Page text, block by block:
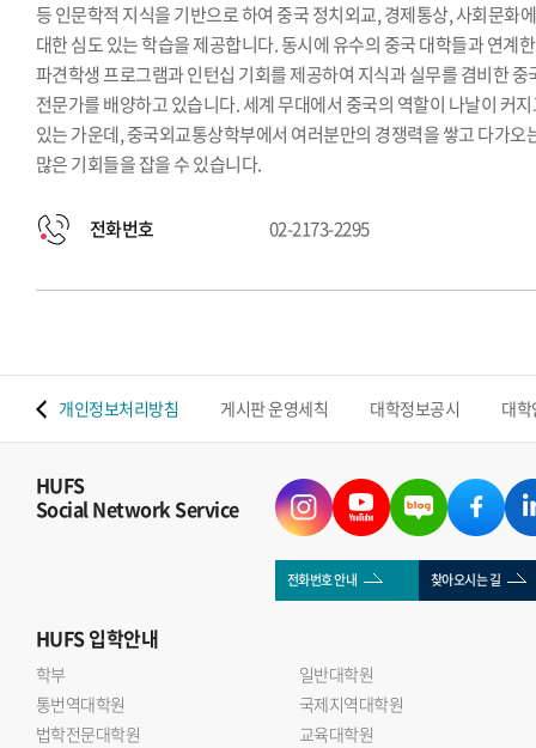
등 인문학적 지식을 기반으로 하여 중국 정치외교, 경제통상, 사회문화에
대한 심도 있는 학습을 제공합니다. 동시에 유수의 중국 대학들과 연계한
파견학생 프로그램과 인턴십 기회를 제공하여 지식과 실무를 겸비한 중
전문가를 배양하고 있습니다. 세계 무대에서 중국의 역할이 나날이 커
있는 가운데, 중국외교통상학부에서 여러분만의 경쟁력을 쌓고 다가오
많은 기회들을 잡을 수 있습니다.
전화번호 02-2173-2295
개인정보처리방침 게시판 운영세칙 대학정보공시 대
HUFS
Social Network Service
전화번호 안내 찾아오시는 길
HUFS입학안내
학부
일반대학원
통번역대학원
국제지역대학원
법학전문대학원
교육대학원